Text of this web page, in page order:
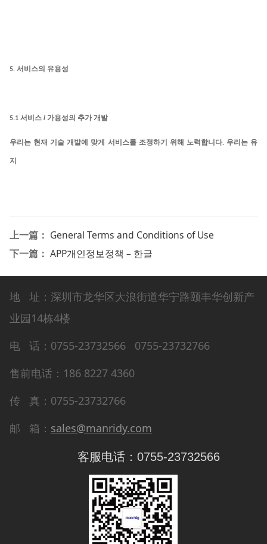
5. 서비스의 유용성
5.1 서비스 / 가용성의 추가 개발
우리는 현재 기술 개발에 맞게 서비스를 조정하기 위해 노력합니다. 우리는 유
지
上一篇： General Terms and Conditions of Use
下一篇： APP개인정보정책 – 한글
地 址：深圳市龙华区大浪街道华宁路颐丰华创新产
业园14栋4楼
电 话：0755-23732566 0755-23732766
售前电话：186 8227 4360
传 真：0755-23732766
邮 箱： sales@manridy.com
客服电话：0755-23732566